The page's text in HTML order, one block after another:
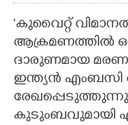
'കുവൈറ്റ്
ആക്രമണത്തിൽ
ദാരുണമായ
ഇന്ത്യൻ
കുടുംബവുമായി